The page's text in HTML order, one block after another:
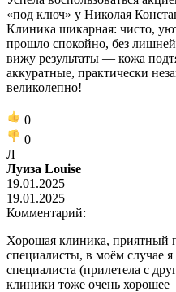
«под ключ» у Николая
Клиника шикарная: чисто,
прошло спокойно, без
вижу результаты — кожа
аккуратные, практически
великолепно!
0
0
Л
Луиза Louise
19.01.2025
19.01.2025
Комментарий:
Хорошая клиника, приятный
специалисты, в моём случае
специалиста (прилетела с
клиники тоже очень хорошее